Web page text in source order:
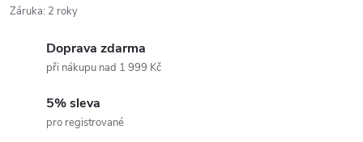
Záruka: 2 roky
Doprava zdarma
při nákupu nad 1 999 Kč
5% sleva
pro registrované